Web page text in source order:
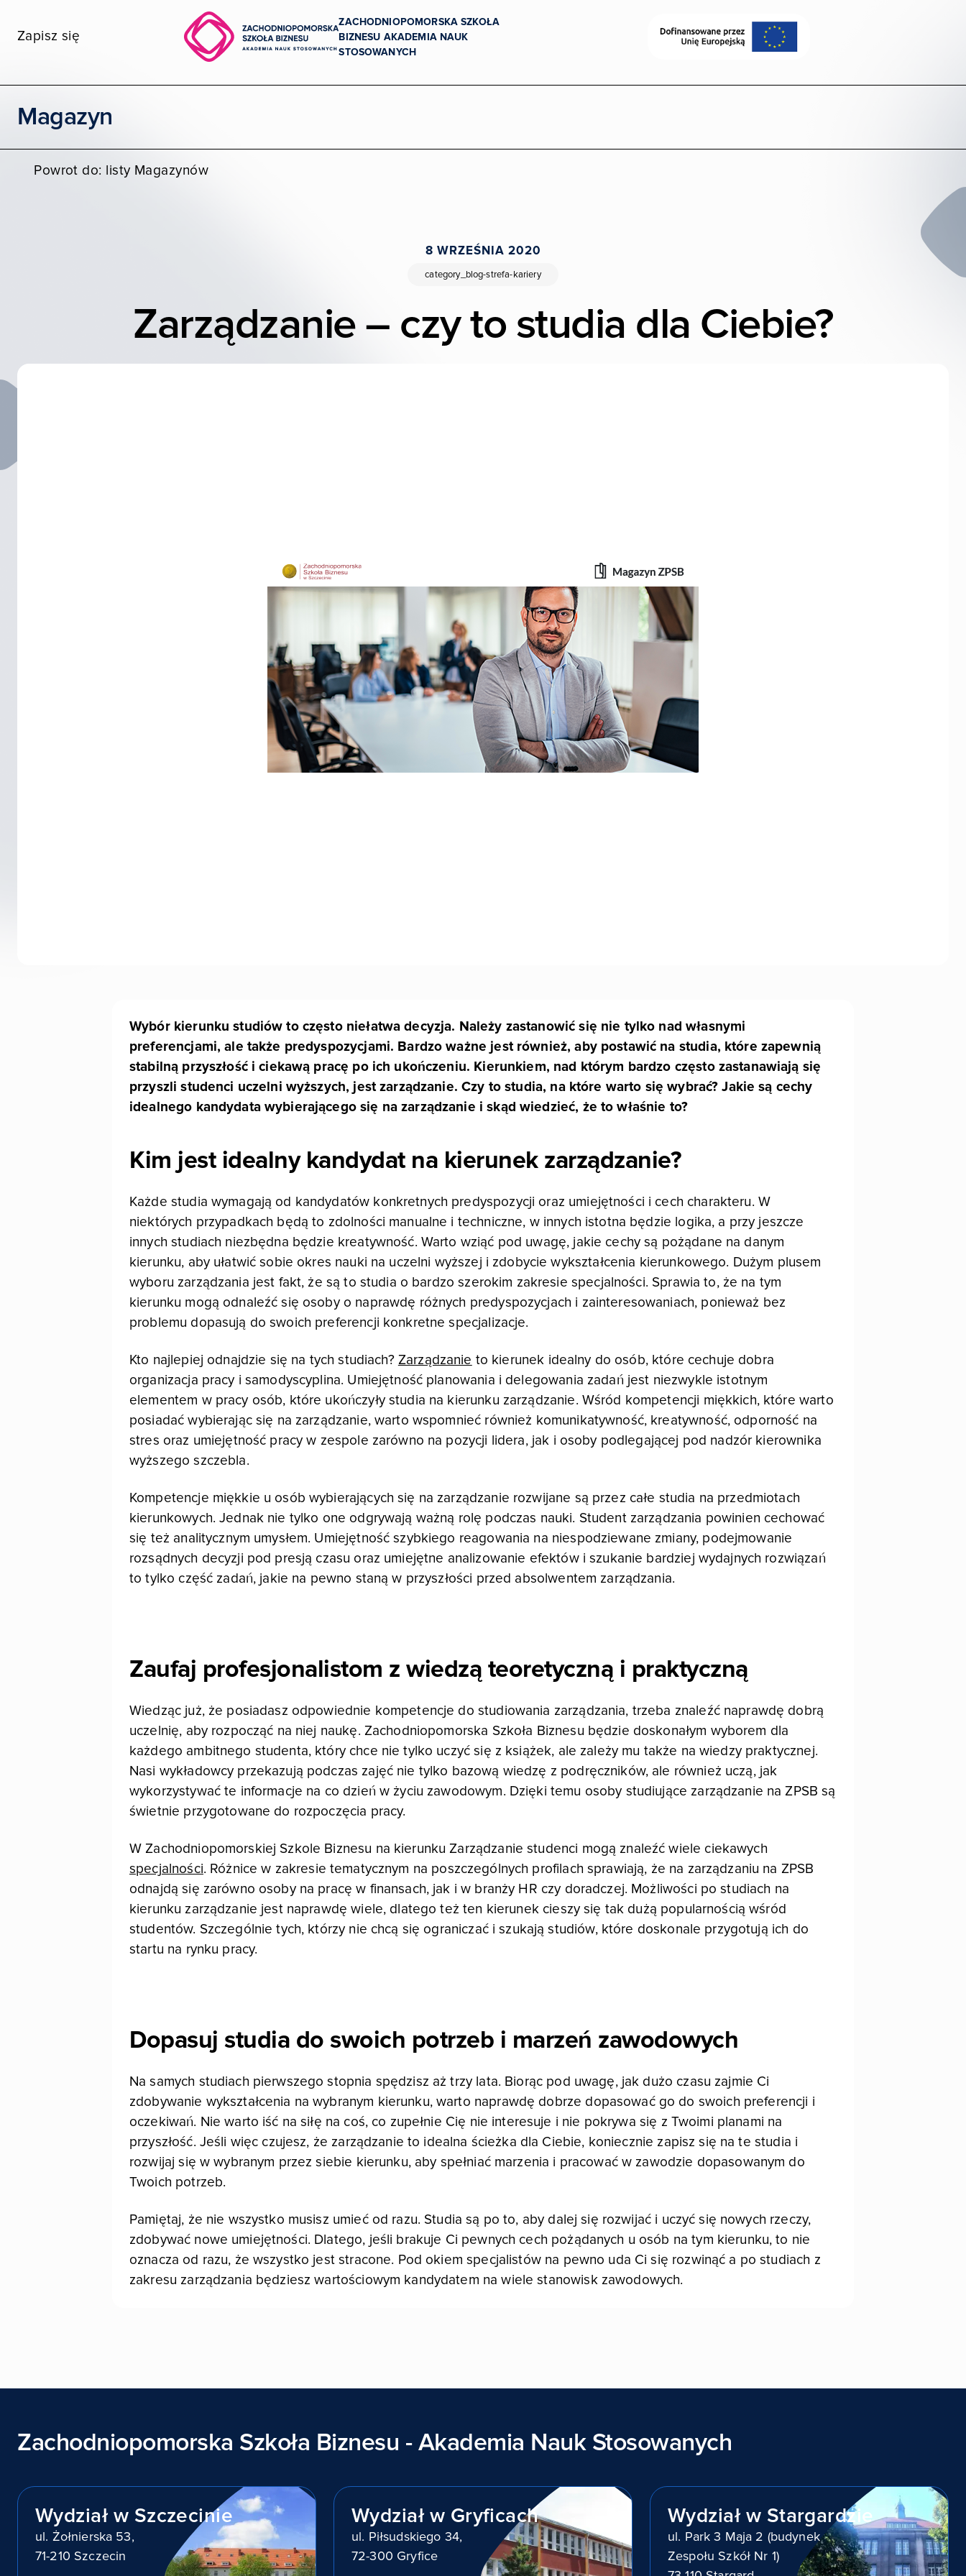
Zapisz się
ZACHODNIOPOMORSKA SZKOŁA
BIZNESU AKADEMIA NAUK
STOSOWANYCH
POZNAJ ZPSB
Magazyn
Powrot do: listy Magazynów
8 WRZEŚNIA 2020
category_blog-strefa-kariery
Zarządzanie – czy to studia dla Ciebie?
Wybór kierunku studiów to często niełatwa decyzja. Należy zastanowić się nie tylko nad własnymi
preferencjami, ale także predyspozycjami. Bardzo ważne jest również, aby postawić na studia, które zapewnią
stabilną przyszłość i ciekawą pracę po ich ukończeniu. Kierunkiem, nad którym bardzo często zastanawiają się
przyszli studenci uczelni wyższych, jest zarządzanie. Czy to studia, na które warto się wybrać? Jakie są cechy
idealnego kandydata wybierającego się na zarządzanie i skąd wiedzieć, że to właśnie to?
Kim jest idealny kandydat na kierunek zarządzanie?
Każde studia wymagają od kandydatów konkretnych predyspozycji oraz umiejętności i cech charakteru. W
niektórych przypadkach będą to zdolności manualne i techniczne, w innych istotna będzie logika, a przy jeszcze
innych studiach niezbędna będzie kreatywność. Warto wziąć pod uwagę, jakie cechy są pożądane na danym
kierunku, aby ułatwić sobie okres nauki na uczelni wyższej i zdobycie wykształcenia kierunkowego. Dużym plusem
wyboru zarządzania jest fakt, że są to studia o bardzo szerokim zakresie specjalności. Sprawia to, że na tym
kierunku mogą odnaleźć się osoby o naprawdę różnych predyspozycjach i zainteresowaniach, ponieważ bez
problemu dopasują do swoich preferencji konkretne specjalizacje.
Kto najlepiej odnajdzie się na tych studiach? Zarządzanie to kierunek idealny do osób, które cechuje dobra
organizacja pracy i samodyscyplina. Umiejętność planowania i delegowania zadań jest niezwykle istotnym
elementem w pracy osób, które ukończyły studia na kierunku zarządzanie. Wśród kompetencji miękkich, które warto
posiadać wybierając się na zarządzanie, warto wspomnieć również komunikatywność, kreatywność, odporność na
stres oraz umiejętność pracy w zespole zarówno na pozycji lidera, jak i osoby podlegającej pod nadzór kierownika
wyższego szczebla.
Kompetencje miękkie u osób wybierających się na zarządzanie rozwijane są przez całe studia na przedmiotach
kierunkowych. Jednak nie tylko one odgrywają ważną rolę podczas nauki. Student zarządzania powinien cechować
się też analitycznym umysłem. Umiejętność szybkiego reagowania na niespodziewane zmiany, podejmowanie
rozsądnych decyzji pod presją czasu oraz umiejętne analizowanie efektów i szukanie bardziej wydajnych rozwiązań
to tylko część zadań, jakie na pewno staną w przyszłości przed absolwentem zarządzania.
Zaufaj profesjonalistom z wiedzą teoretyczną i praktyczną
Wiedząc już, że posiadasz odpowiednie kompetencje do studiowania zarządzania, trzeba znaleźć naprawdę dobrą
uczelnię, aby rozpocząć na niej naukę. Zachodniopomorska Szkoła Biznesu będzie doskonałym wyborem dla
każdego ambitnego studenta, który chce nie tylko uczyć się z książek, ale zależy mu także na wiedzy praktycznej.
Nasi wykładowcy przekazują podczas zajęć nie tylko bazową wiedzę z podręczników, ale również uczą, jak
wykorzystywać te informacje na co dzień w życiu zawodowym. Dzięki temu osoby studiujące zarządzanie na ZPSB są
świetnie przygotowane do rozpoczęcia pracy.
W Zachodniopomorskiej Szkole Biznesu na kierunku Zarządzanie studenci mogą znaleźć wiele ciekawych
specjalności. Różnice w zakresie tematycznym na poszczególnych profilach sprawiają, że na zarządzaniu na ZPSB
odnajdą się zarówno osoby na pracę w finansach, jak i w branży HR czy doradczej. Możliwości po studiach na
kierunku zarządzanie jest naprawdę wiele, dlatego też ten kierunek cieszy się tak dużą popularnością wśród
studentów. Szczególnie tych, którzy nie chcą się ograniczać i szukają studiów, które doskonale przygotują ich do
startu na rynku pracy.
Dopasuj studia do swoich potrzeb i marzeń zawodowych
Na samych studiach pierwszego stopnia spędzisz aż trzy lata. Biorąc pod uwagę, jak dużo czasu zajmie Ci
zdobywanie wykształcenia na wybranym kierunku, warto naprawdę dobrze dopasować go do swoich preferencji i
oczekiwań. Nie warto iść na siłę na coś, co zupełnie Cię nie interesuje i nie pokrywa się z Twoimi planami na
przyszłość. Jeśli więc czujesz, że zarządzanie to idealna ścieżka dla Ciebie, koniecznie zapisz się na te studia i
rozwijaj się w wybranym przez siebie kierunku, aby spełniać marzenia i pracować w zawodzie dopasowanym do
Twoich potrzeb.
Pamiętaj, że nie wszystko musisz umieć od razu. Studia są po to, aby dalej się rozwijać i uczyć się nowych rzeczy,
zdobywać nowe umiejętności. Dlatego, jeśli brakuje Ci pewnych cech pożądanych u osób na tym kierunku, to nie
oznacza od razu, że wszystko jest stracone. Pod okiem specjalistów na pewno uda Ci się rozwinąć a po studiach z
zakresu zarządzania będziesz wartościowym kandydatem na wiele stanowisk zawodowych.
Zachodniopomorska Szkoła Biznesu - Akademia Nauk Stosowanych
Wydział w Szczecinie
ul. Żołnierska 53,
71-210 Szczecin
Wydział w Gryficach
ul. Piłsudskiego 34,
72-300 Gryfice
Wydział w Stargardzie
ul. Park 3 Maja 2 (budynek
Zespołu Szkół Nr 1)